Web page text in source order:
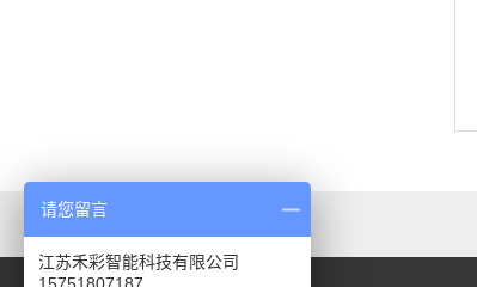
友情链接：
请您留言
江苏禾彩智能科技有限公司